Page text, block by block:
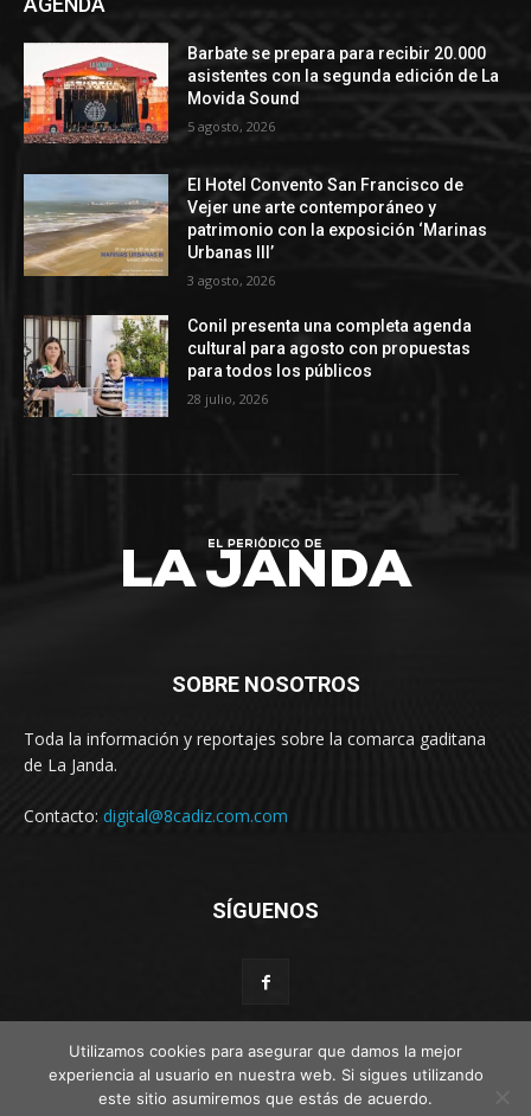
Barbate se prepara para recibir 20.000
asistentes con la segunda edición de La
Movida Sound
5 agosto, 2026
El Hotel Convento San Francisco de
Vejer une arte contemporáneo y
patrimonio con la exposición ‘Marinas
Urbanas III’
3 agosto, 2026
Conil presenta una completa agenda
cultural para agosto con propuestas
para todos los públicos
28 julio, 2026
SOBRE NOSOTROS
Toda la información y reportajes sobre la comarca gaditana
de La Janda.
Contacto: digital@8cadiz.com.com
SÍGUENOS
© Web por Estímulo kreativo
Utilizamos cookies para asegurar que damos la mejor
experiencia al usuario en nuestra web. Si sigues utilizando
este sitio asumiremos que estás de acuerdo.